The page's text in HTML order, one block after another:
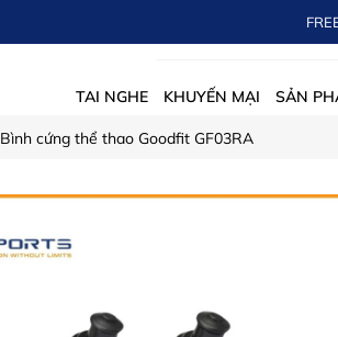
TAI NGHE KHUYẾN MẠI SẢN
Bình cứng thể thao Goodfit GF03RA